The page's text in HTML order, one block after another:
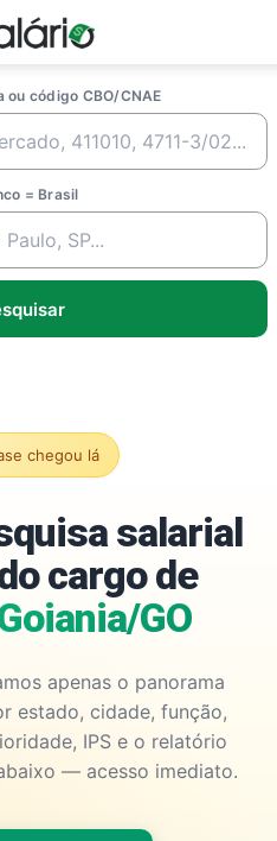
código CBO/CNAE
= Brasil
chegou lá
salarial
cargo de
GO
apenas o panorama
estado, cidade, função,
IPS e o relatório
— acesso imediato.